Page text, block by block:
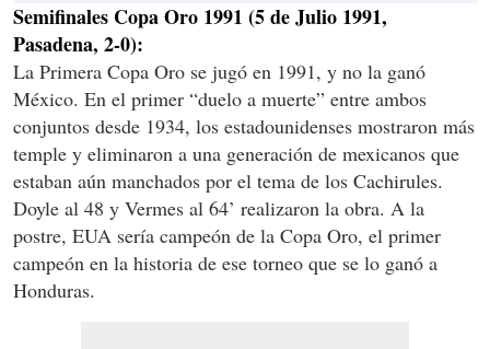
Semifinales Copa Oro 1991 (5 de Julio 1991,
Pasadena, 2-0):
La Primera Copa Oro se jugó en 1991, y no la ganó
México. En el primer “duelo a muerte” entre ambos
conjuntos desde 1934, los estadounidenses mostraron más
temple y eliminaron a una generación de mexicanos que
estaban aún manchados por el tema de los Cachirules.
Doyle al 48 y Vermes al 64’ realizaron la obra. A la
postre, EUA sería campeón de la Copa Oro, el primer
campeón en la historia de ese torneo que se lo ganó a
Honduras.